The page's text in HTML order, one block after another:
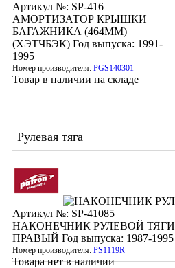
Артикул №: SP-416
АМОРТИЗАТОР КРЫШКИ
БАГАЖНИКА (464ММ)
(ХЭТЧБЭК) Год выпуска: 1991-
1995
Номер производителя: PGS140301
Товар в наличии на складе
Рулевая тяга
Артикул №: SP-41085
НАКОНЕЧНИК РУЛЕВОЙ ТЯГИ
ПРАВЫЙ Год выпуска: 1987-1995
Номер производителя: PS1119R
Товара нет в наличии